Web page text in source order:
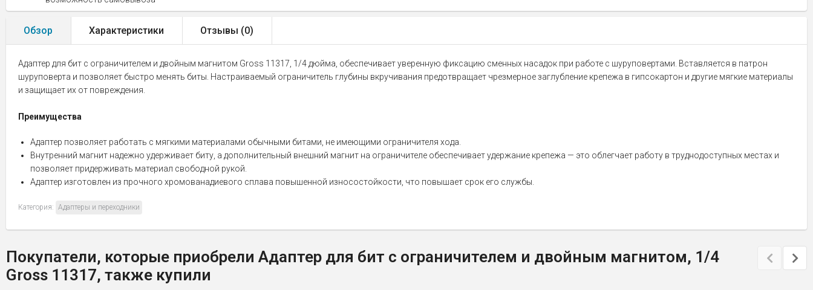
Обзор Характеристики Отзывы (0)
Адаптер для бит с ограничителем и двойным магнитом Gross 11317, 1/4 дюйма, обеспечивает уверенную фиксацию сменных насадок при работе с шуруповертами. Вставляется в патрон
шуруповерта и позволяет быстро менять биты. Настраиваемый ограничитель глубины вкручивания предотвращает чрезмерное заглубление крепежа в гипсокартон и другие мягкие материалы
и защищает их от повреждения.
Преимущества
Адаптер позволяет работать с мягкими материалами обычными битами, не имеющими ограничителя хода.
Внутренний магнит надежно удерживает биту, а дополнительный внешний магнит на ограничителе обеспечивает удержание крепежа — это облегчает работу в труднодоступных местах и
позволяет придерживать материал свободной рукой.
Адаптер изготовлен из прочного хромованадиевого сплава повышенной износостойкости, что повышает срок его службы.
Категория: Адаптеры и переходники
Покупатели, которые приобрели Адаптер для бит с ограничителем и двойным магнитом, 1/4
Gross 11317, также купили